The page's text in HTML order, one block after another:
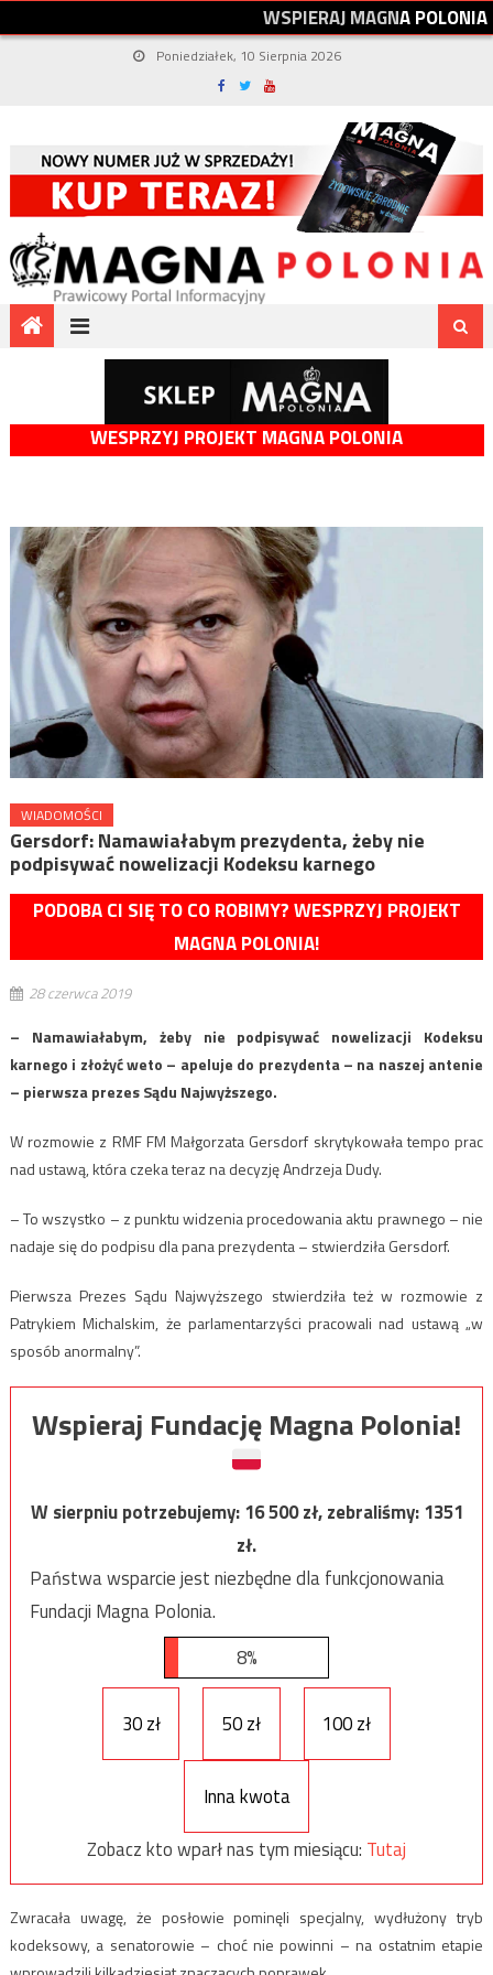
WSPIERAJMAGNAPOLONIA
Poniedziałek, 10 Sierpnia 2026
WESPRZYJ PROJEKT MAGNA POLONIA
WIADOMOŚCI
Gersdorf: Namawiałabym prezydenta, żeby nie
podpisywać nowelizacji Kodeksu karnego
PODOBA CI SIĘ TO CO ROBIMY? WESPRZYJ PROJEKT
MAGNA POLONIA!
28 czerwca 2019
– Namawiałabym, żeby nie podpisywać nowelizacji Kodeksu
karnego i złożyć weto – apeluje do prezydenta – na naszej antenie
– pierwsza prezes Sądu Najwyższego.
W rozmowie z RMF FM Małgorzata Gersdorf skrytykowała tempo prac
nad ustawą, która czeka teraz na decyzję Andrzeja Dudy.
– To wszystko – z punktu widzenia procedowania aktu prawnego – nie
nadaje się do podpisu dla pana prezydenta – stwierdziła Gersdorf.
Pierwsza Prezes Sądu Najwyższego stwierdziła też w rozmowie z
Patrykiem Michalskim, że parlamentarzyści pracowali nad ustawą „w
sposób anormalny”.
Wspieraj Fundację Magna Polonia!
W sierpniu potrzebujemy:16 500zł, zebraliśmy:1351
zł.
Państwa wsparcie jest niezbędne dla funkcjonowania
Fundacji Magna Polonia.
8%
30 zł 50 zł 100 zł
Inna kwota
Zobacz kto wparł nas tym miesiącu: Tutaj
Zwracała uwagę, że posłowie pominęli specjalny, wydłużony tryb
kodeksowy, a senatorowie – choć nie powinni – na ostatnim etapie